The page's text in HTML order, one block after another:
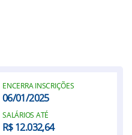
ENCERRA INSCRIÇÕES
06/01/2025
SALÁRIOS ATÉ
R$ 12.032,64